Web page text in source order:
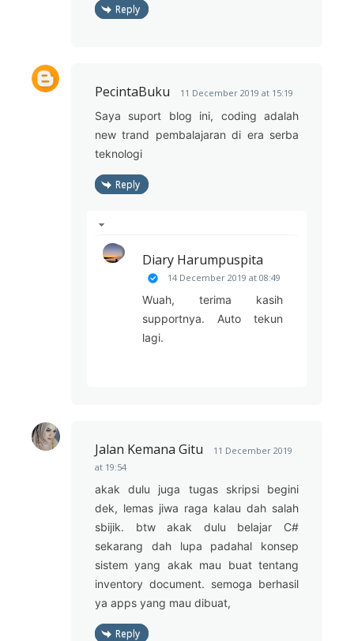
Reply
PecintaBuku 11 December 2019 at 15:19
Saya suport blog ini, coding adalah
new trand pembalajaran di era serba
teknologi
Reply
Diary Harumpuspita
14 December 2019 at 08:49
Wuah, terima kasih
supportnya. Auto tekun
lagi.
Jalan Kemana Gitu
11 December 2019
at 19:54
akak dulu juga tugas skripsi begini
dek, lemas jiwa raga kalau dah salah
sbijik. btw akak dulu belajar C#
sekarang dah lupa padahal konsep
sistem yang akak mau buat tentang
inventory document. semoga berhasil
ya apps yang mau dibuat,
Reply